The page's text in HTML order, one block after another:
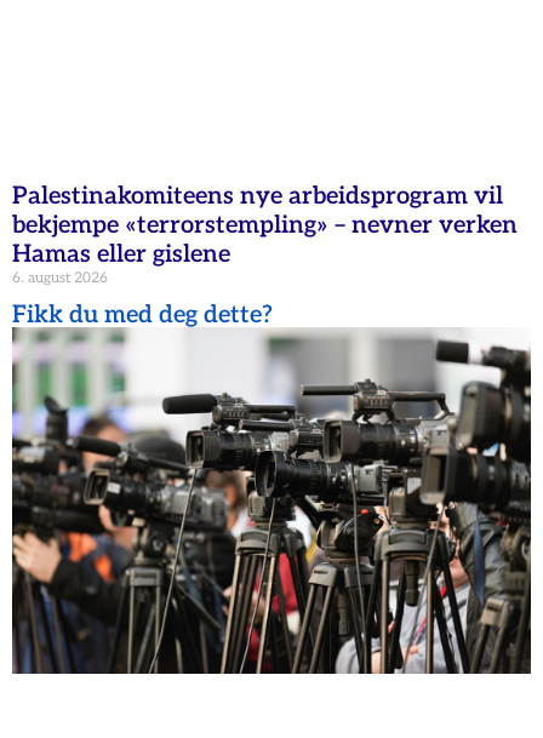
Palestinakomiteens nye arbeidsprogram vil
bekjempe «terrorstempling» – nevner verken
Hamas eller gislene
6. august 2026
Fikk du med deg dette?